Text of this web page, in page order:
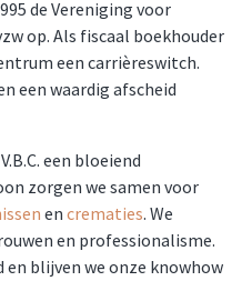
de Vereniging voor
op. Als fiscaal boekhouder
een carrièreswitch.
een waardig afscheid
een bloeiend
zorgen we samen voor
en crematies. We
en professionalisme.
blijven we onze knowhow